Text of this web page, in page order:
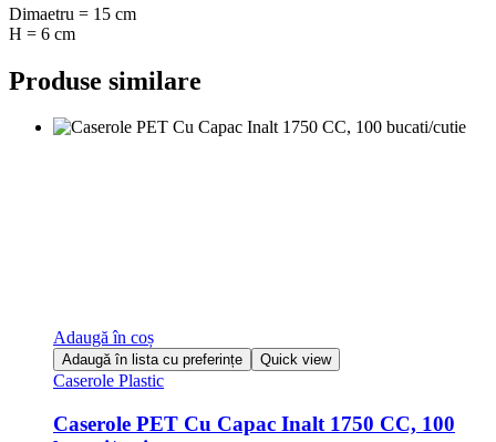
Dimaetru = 15 cm
H = 6 cm
Produse similare
Adaugă în coș
Adaugă în lista cu preferințe Quick view
Caserole Plastic
Caserole PET Cu Capac Inalt 1750 CC, 100